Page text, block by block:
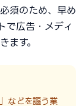
須のため、早め
で広告・メディ
ます。
などを謳う業